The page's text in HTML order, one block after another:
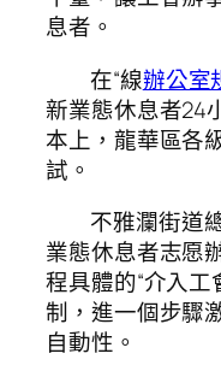
息者。
在“線辦公室
新業態休息者24
本上，龍華區各
試。
不雅瀾街道
業態休息者志愿
程具體的“介入工
制，進一個步驟
自動性。